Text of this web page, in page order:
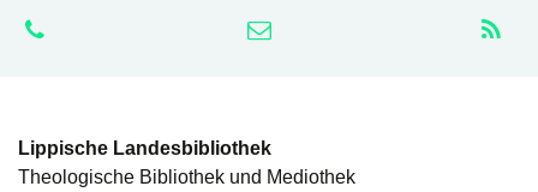
Lippische Landesbibliothek
Theologische Bibliothek und Mediothek